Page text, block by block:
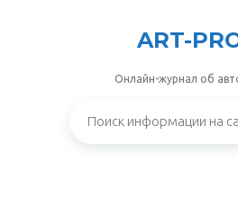
ART-
Онлайн-журнал об